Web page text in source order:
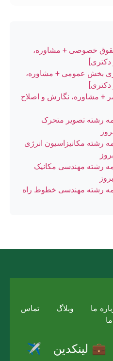
حقوق خصوصی + مشاوره،
بخش عمومی + مشاوره،
+ مشاوره، نگارش و اصلاح
رشته تصویر متحرک
رشته مکانیزاسیون انرژی
رشته مهندسی مکانیک
رشته مهندسی خطوط راه
ما وبلاگ
تماس
💼 لینکدین
✈️